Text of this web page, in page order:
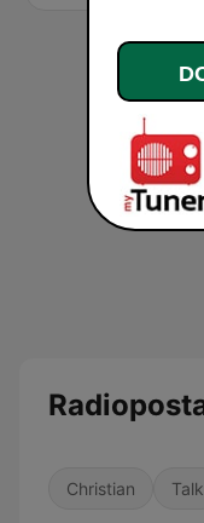
Christian Talk